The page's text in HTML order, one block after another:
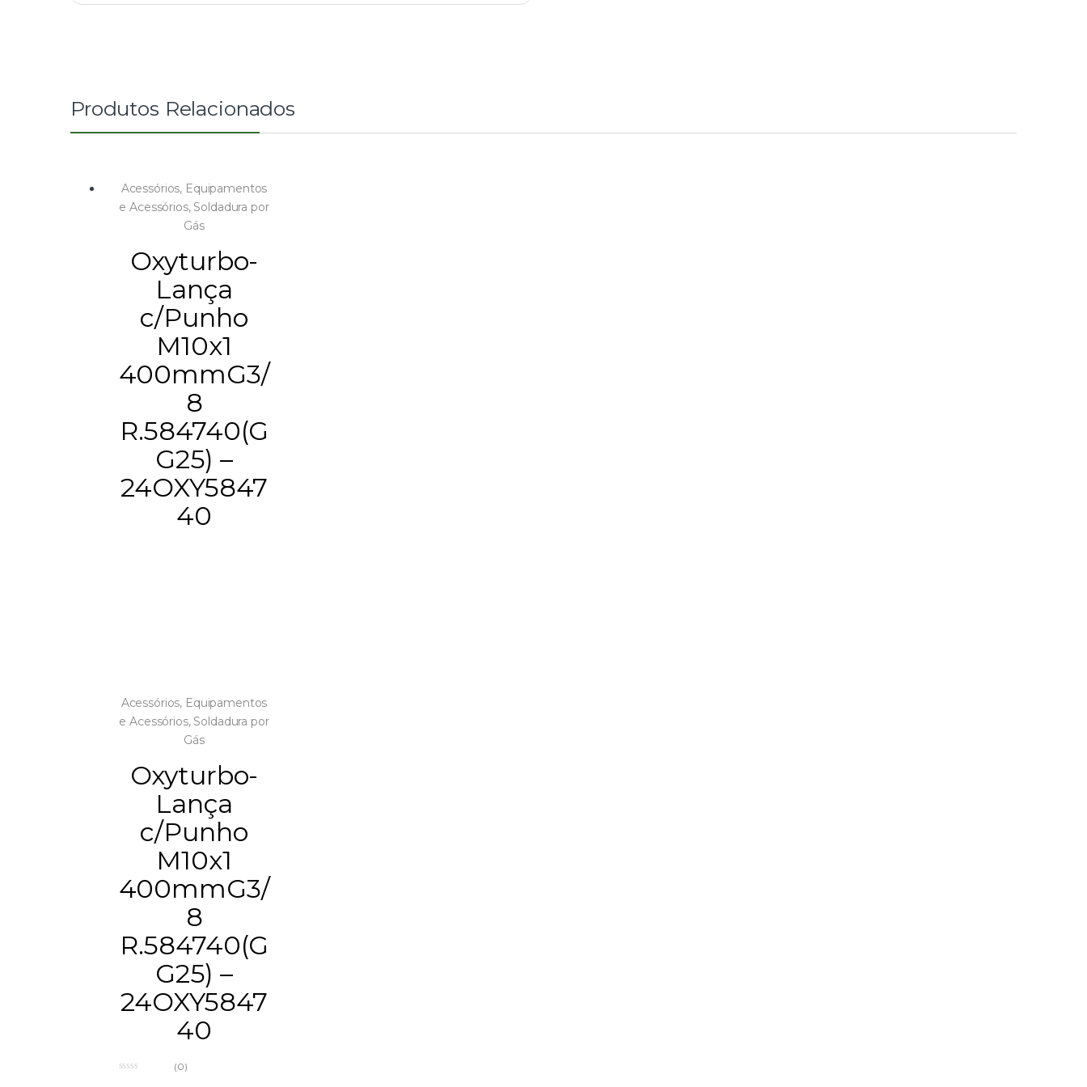
Produtos Relacionados
Acessórios, Equipamentos
e Acessórios, Soldadura por
Gás
Oxyturbo-
Lança
c/Punho
M10x1
400mmG3/
8
R.584740(G
G25) –
24OXY5847
40
Acessórios, Equipamentos
e Acessórios, Soldadura por
Gás
Oxyturbo-
Lança
c/Punho
M10x1
400mmG3/
8
R.584740(G
G25) –
24OXY5847
40
(0)